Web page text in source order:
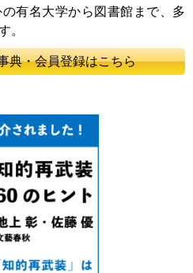
有名大学から図書館まで、多
。
典・会員登録はこちら